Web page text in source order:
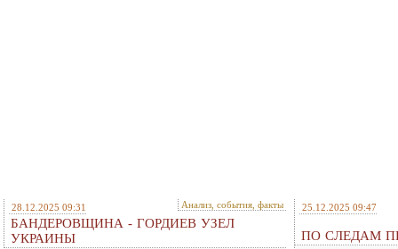
28.12.2025 09:31 Анализ, события, факты
БАНДЕРОВЩИНА - ГОРДИЕВ УЗЕЛ
УКРАИНЫ
25.12.2025 09:47
ПО СЛЕДАМ